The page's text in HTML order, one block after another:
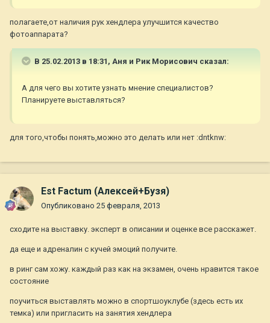
полагаете,от наличия рук хендлера улучшится качество
фотоаппарата?
В 25.02.2013 в 18:31, Аня и Рик Морисович сказал:
А для чего вы хотите узнать мнение специалистов?
Планируете выставляться?
для того,чтобы понять,можно это делать или нет :dntknw:
Est Factum (Алексей+Бузя)
Опубликовано 25 февраля, 2013
сходите на выставку. эксперт в описании и оценке все расскажет.
да еще и адреналин с кучей эмоций получите.
в ринг сам хожу. каждый раз как на экзамен, очень нравится такое
состояние
поучиться выставлять можно в спортшоуклубе (здесь есть их
темка) или пригласить на занятия хендлера